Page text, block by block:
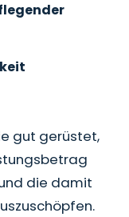
gut gerüstet,
die damit